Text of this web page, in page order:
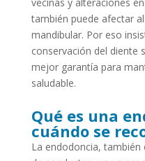
vecinas y alteraciones
también puede afectar
mandibular. Por eso
conservación del diente
mejor garantía para
saludable.
Qué es una
cuándo se
La endodoncia,